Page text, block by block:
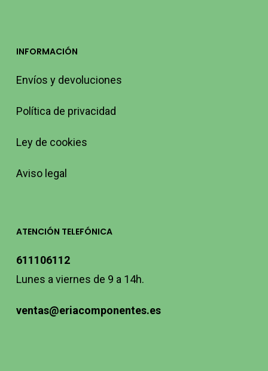
INFORMACIÓN
Envíos y devoluciones
Política de privacidad
Ley de cookies
Aviso legal
ATENCIÓN TELEFÓNICA
611106112
Lunes a viernes de 9 a 14h.
ventas@eriacomponentes.es